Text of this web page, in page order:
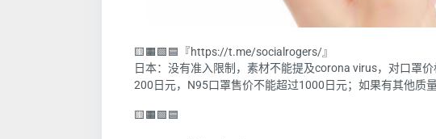
🟨🟧🟩🟦『https://t.me/socialrogers/』
日本：没有准入限制，素材不能提及corona virus，对口罩
200日元，N95口罩售价不能超过1000日元；如果有其他质
🟨🟧🟩🟦